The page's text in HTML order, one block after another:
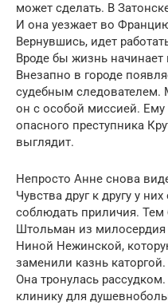
может сделать. В
И она уезжает во
Вернувшись, идет
Вроде бы жизнь начинает
Внезапно в городе
судебным следователем.
он с особой миссией.
опасного преступника
выглядит.
Непросто Анне снова
Чувства друг к другу у
соблюдать приличия. Тем
Штольман из милосердия
Ниной Нежинской,
заменили казнь
Она тронулась
клинику для